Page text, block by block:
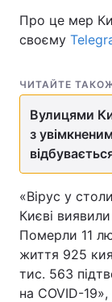
Про це мер
своєму
ЧИТАЙТЕ
Вулицями
з
«Вірус у
Києві
Померли 11
життя 925
тис. 563
на COVID-